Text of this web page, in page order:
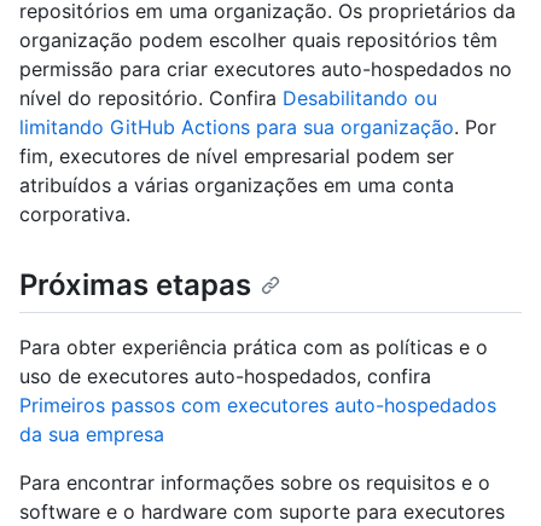
repositórios em uma organização. Os proprietários da
organização podem escolher quais repositórios têm
permissão para criar executores auto-hospedados no
nível do repositório. Confira Desabilitando ou
limitando GitHub Actions para sua organização. Por
fim, executores de nível empresarial podem ser
atribuídos a várias organizações em uma conta
corporativa.
Próximas etapas
Para obter experiência prática com as políticas e o
uso de executores auto-hospedados, confira
Primeiros passos com executores auto-hospedados
da sua empresa
Para encontrar informações sobre os requisitos e o
software e o hardware com suporte para executores